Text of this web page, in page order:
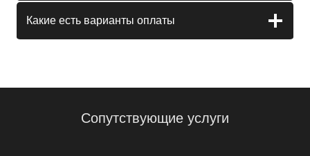
Какие есть варианты оплаты
Сопутствующие услуги